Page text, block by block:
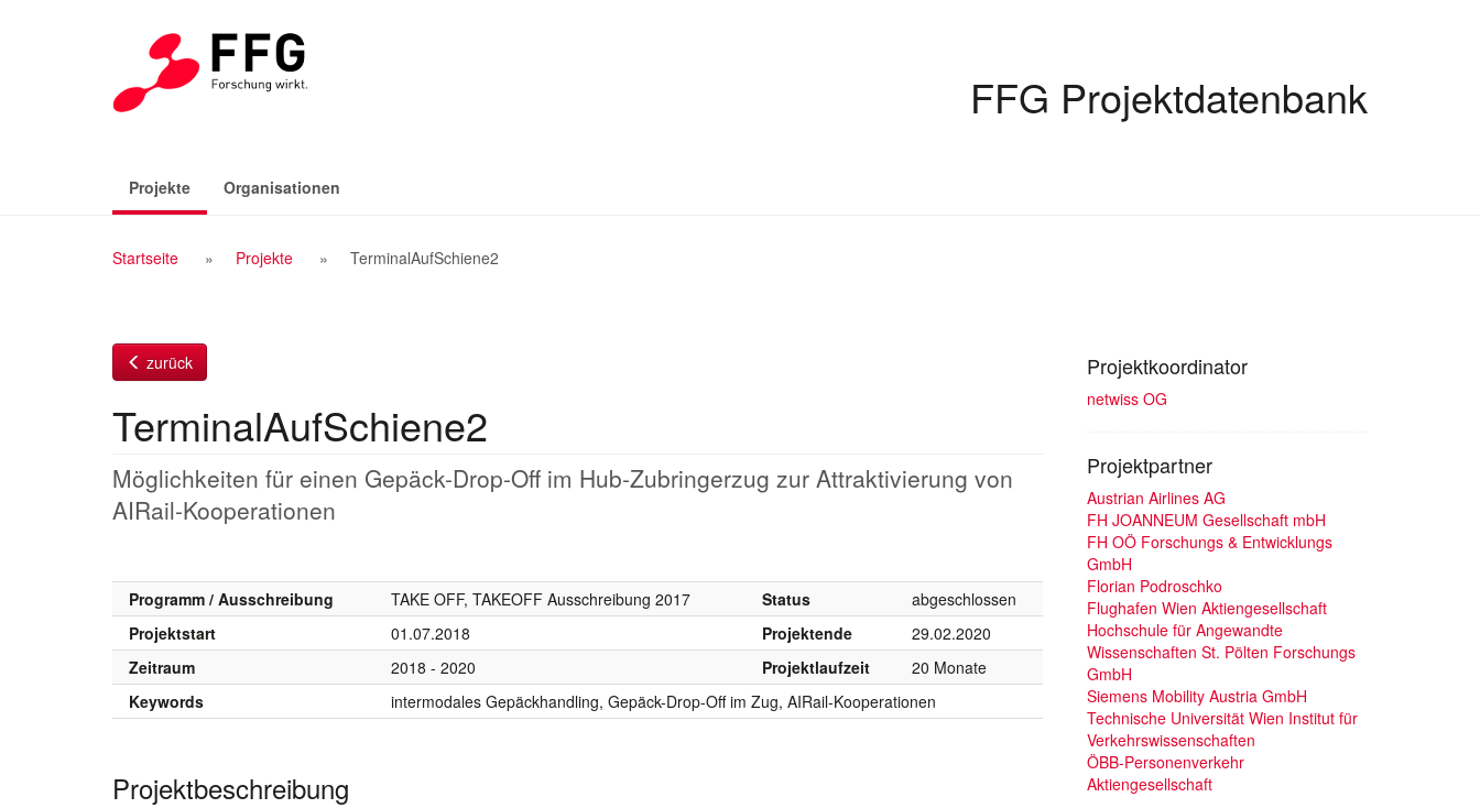
FFG Projektdatenbank
Projekte(aktiv)Organisationen
Breadcrumb
Startseite Projekte TerminalAufSchiene2
zurück
TerminalAufSchiene2
Möglichkeiten für einen Gepäck-Drop-Off im Hub-Zubringerzug zur Attraktivierung von
AIRail-Kooperationen
Programm / Ausschreibung TAKE OFF, TAKEOFF Ausschreibung 2017 Status
abgeschlossen
Projektstart
01.07.2018 Projektende
29.02.2020
Zeitraum
2018 - 2020 Projektlaufzeit
20 Monate
Keywords
intermodales Gepäckhandling, Gepäck-Drop-Off im Zug, AIRail-Kooperationen
Projektbeschreibung
Projektkoordinator
netwiss OG
Projektpartner
Austrian Airlines AG
FH JOANNEUM Gesellschaft mbH
FH OÖ Forschungs & Entwicklungs
GmbH
Florian Podroschko
Flughafen Wien Aktiengesellschaft
Hochschule für Angewandte
Wissenschaften St. Pölten Forschungs
GmbH
Siemens Mobility Austria GmbH
Technische Universität Wien Institut für
Verkehrswissenschaften
ÖBB-Personenverkehr
Aktiengesellschaft